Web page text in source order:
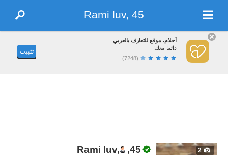
Rami luv, 45
أحلام. موقع للتعارف بالعربي
دائما معك!
(7248)
تثبيت
2
Rami luv, ,45